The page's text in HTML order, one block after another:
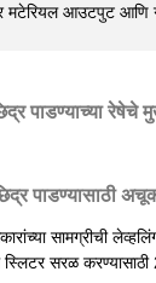
मटेरियल आउटपुट आणि
पाडण्याच्या रेषेचे
पाडण्यासाठी
सामग्रीची
सरळ करण्यासाठी